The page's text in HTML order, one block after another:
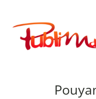
contenu
Publimath